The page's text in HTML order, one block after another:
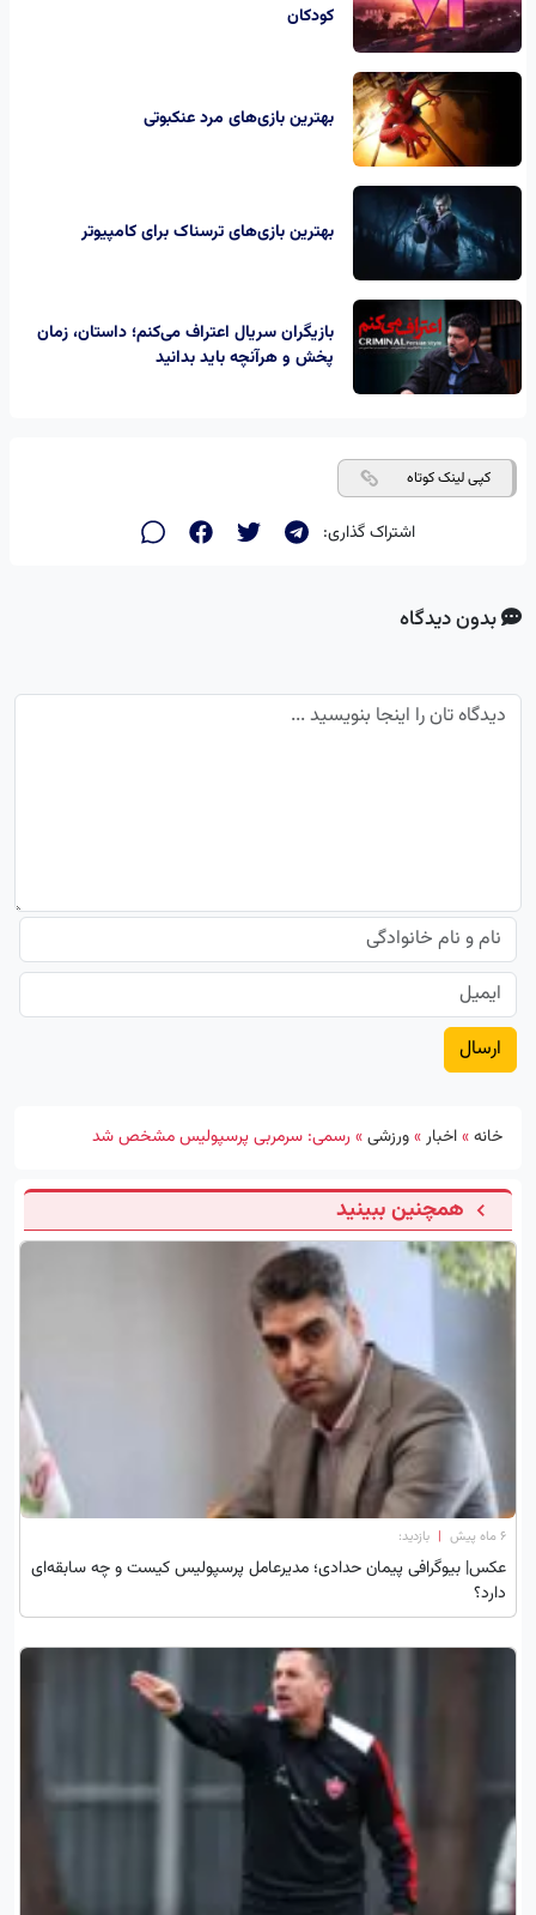
کودکان
بهترین بازی‌های مرد عنکبوتی
بهترین بازی‌های ترسناک برای کامپیوتر
بازیگران سریال اعتراف می‌کنم؛ داستان، زمان
پخش و هرآنچه باید بدانید
کپی لینک کوتاه
اشتراک گذاری:
بدون دیدگاه
خانه»اخبار»ورزشی» رسمی: سرمربی پرسپولیس مشخص شد
همچنین ببینید
۶ ماه پیش | بازدید:
عکس| بیوگرافی پیمان حدادی؛ مدیرعامل پرسپولیس کیست و چه سابقه‌ای
دارد؟